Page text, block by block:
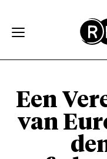
Een
van